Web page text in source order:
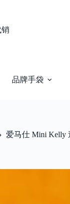
品牌手袋
爱马仕 Mini Kelly